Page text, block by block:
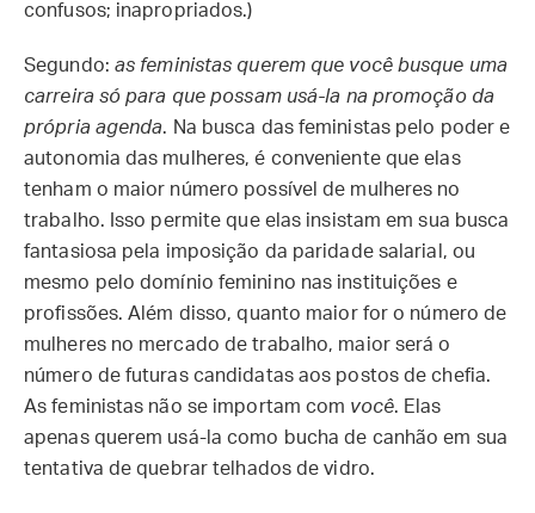
confusos; inapropriados.)
Segundo: as feministas querem que você busque uma
carreira só para que possam usá-la na promoção da
própria agenda. Na busca das feministas pelo poder e
autonomia das mulheres, é conveniente que elas
tenham o maior número possível de mulheres no
trabalho. Isso permite que elas insistam em sua busca
fantasiosa pela imposição da paridade salarial, ou
mesmo pelo domínio feminino nas instituições e
profissões. Além disso, quanto maior for o número de
mulheres no mercado de trabalho, maior será o
número de futuras candidatas aos postos de chefia.
As feministas não se importam com você. Elas
apenas querem usá-la como bucha de canhão em sua
tentativa de quebrar telhados de vidro.